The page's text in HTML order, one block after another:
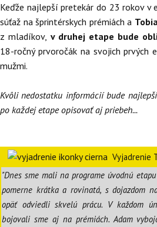
Keďže najlepší pretekár do 23 rokov v
súťaž na šprintérskych prémiách a
z mladíkov, v druhej etape bude
18-ročný prvoročák na svojich prvých
mužmi.
Kvôli nedostatku informácií bude
po každej etape opisovať aj priebeh...
Vyjadrenie
"Dnes sme mali na programe úvodnú
pomerne krátka a rovinatá, s dojazdom
opäť odviedli skvelú prácu. V každom
bojovali sme aj na prémiách. Adam